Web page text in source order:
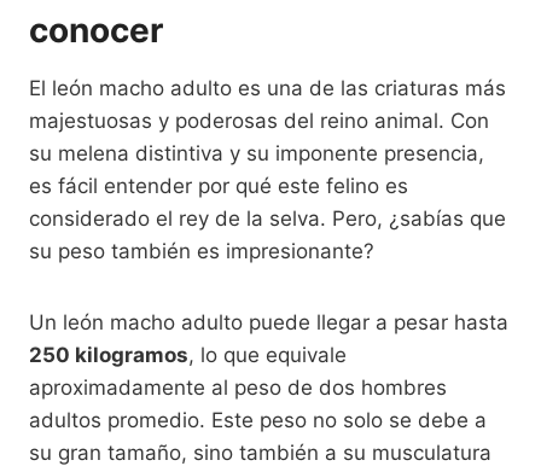
conocer
El león macho adulto es una de las criaturas más
majestuosas y poderosas del reino animal. Con
su melena distintiva y su imponente presencia,
es fácil entender por qué este felino es
considerado el rey de la selva. Pero, ¿sabías que
su peso también es impresionante?
Un león macho adulto puede llegar a pesar hasta
250 kilogramos, lo que equivale
aproximadamente al peso de dos hombres
adultos promedio. Este peso no solo se debe a
su gran tamaño, sino también a su musculatura